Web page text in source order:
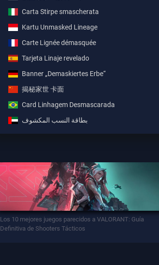
Carta Stirpe smascherata
Kartu Unmasked Lineage
Carte Lignée démasquée
Tarjeta Linaje revelado
Banner „Demaskiertes Erbe“
揭秘家世 卡面
Card Linhagem Desmascarada
بطاقة النسب المكشوف
Los 10 mejores juegos parecidos a VALORANT: Guía
Definitiva de Shooters Tácticos